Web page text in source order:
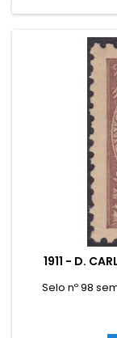
1911 - D.
Selo nº 98